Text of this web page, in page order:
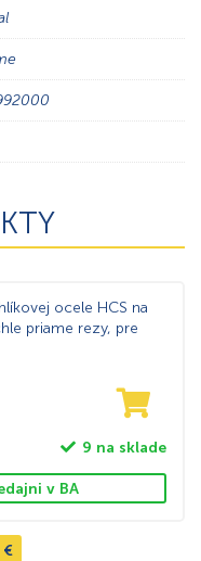
ocele HCS na
priame rezy, pre
9 na sklade
v BA
€